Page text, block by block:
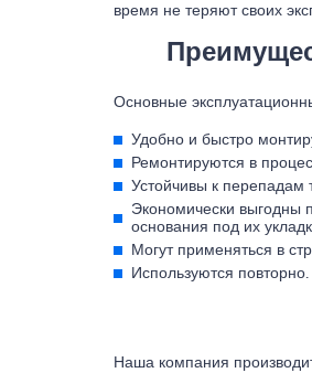
время не теряют своих
Основные
Удобно и быстро
Ремонтируются в
Устойчивы к перепадам
Экономически выгодны
основания под их
Могут применяться в
Используются повторно.
Наша компания